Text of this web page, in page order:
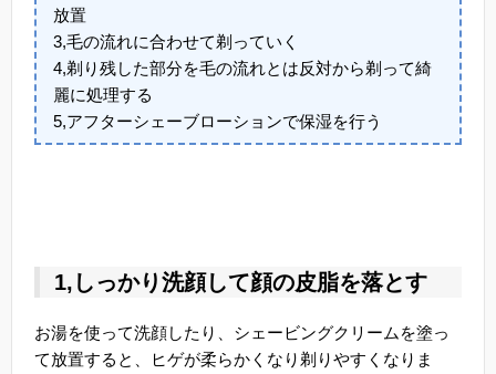
放置
3,毛の流れに合わせて剃っていく
4,剃り残した部分を毛の流れとは反対から剃って綺
麗に処理する
5,アフターシェーブローションで保湿を行う
1,しっかり洗顔して顔の皮脂を落とす
お湯を使って洗顔したり、シェービングクリームを塗っ
て放置すると、ヒゲが柔らかくなり剃りやすくなりま